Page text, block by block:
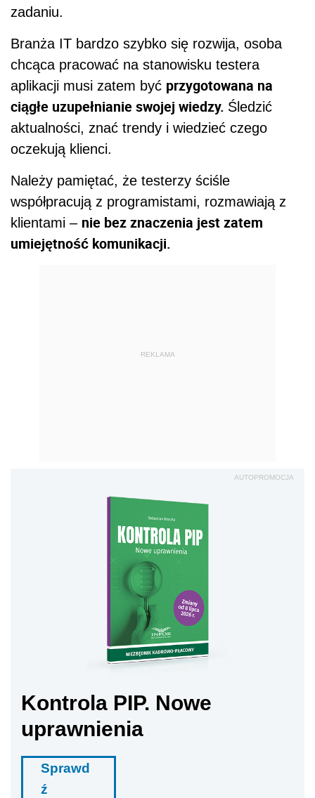
zadaniu.
Branża IT bardzo szybko się rozwija, osoba
chcąca pracować na stanowisku testera
aplikacji musi zatem być przygotowana na
ciągłe uzupełnianie swojej wiedzy. Śledzić
aktualności, znać trendy i wiedzieć czego
oczekują klienci.
Należy pamiętać, że testerzy ściśle
współpracują z programistami, rozmawiają z
klientami – nie bez znaczenia jest zatem
umiejętność komunikacji.
REKLAMA
AUTOPROMOCJA
Kontrola PIP. Nowe
uprawnienia
Sprawd
ź